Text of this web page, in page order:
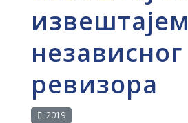
извештајем
независног
ревизора
2019